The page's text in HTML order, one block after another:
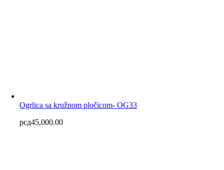
Ogrlica sa kružnom pločicom- OG33
рсд45,000.00